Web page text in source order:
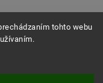
tohto webu
vyhradené.